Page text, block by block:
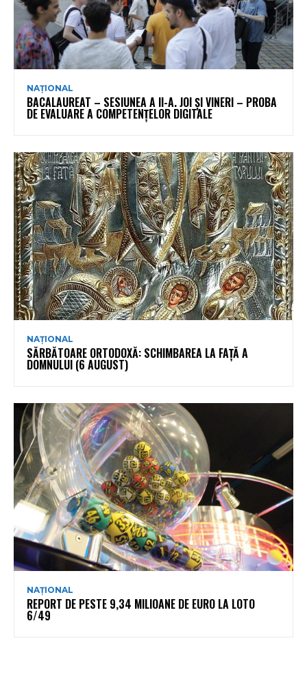
NAȚIONAL
BACALAUREAT – SESIUNEA A II-A. JOI ȘI VINERI – PROBA
DE EVALUARE A COMPETENȚELOR DIGITALE
NAȚIONAL
SĂRBĂTOARE ORTODOXĂ: SCHIMBAREA LA FAȚĂ A
DOMNULUI (6 AUGUST)
NAȚIONAL
REPORT DE PESTE 9,34 MILIOANE DE EURO LA LOTO
6/49